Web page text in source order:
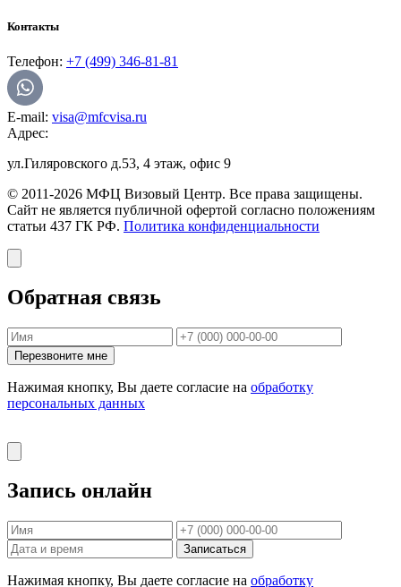
Контакты
Телефон: +7 (499) 346-81-81
E-mail: visa@mfcvisa.ru
Адрес:
ул.Гиляровского д.53, 4 этаж, офис 9
© 2011-2026 МФЦ Визовый Центр. Все права защищены.
Сайт не является публичной офертой согласно положениям
статьи 437 ГК РФ. Политика конфиденциальности
Обратная связь
Перезвоните мне
Нажимая кнопку, Вы даете согласие на обработку
персональных данных
Запись онлайн
Записаться
Нажимая кнопку, Вы даете согласие на обработку